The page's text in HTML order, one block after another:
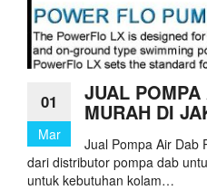
01
Mar
JUAL
MURAH DI
Jual Pompa Air Dab
dari distributor pompa dab
untuk kebutuhan kolam…